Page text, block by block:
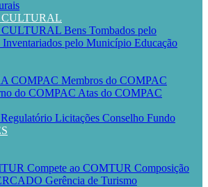
Bens Tombados pelo
Inventariados pelo Município Educação
COMPAC Membros do COMPAC
do COMPAC Atas do COMPAC
Licitações Conselho Fundo
Compete ao COMTUR Composição
Gerência de Turismo